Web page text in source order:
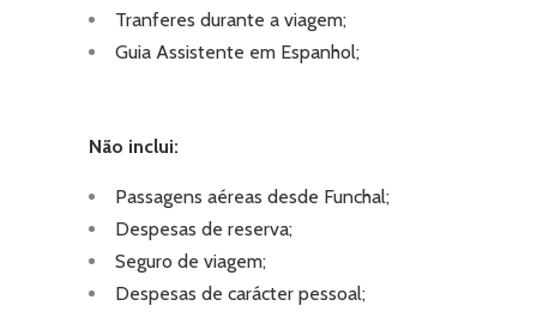
Tranferes durante a viagem;
Guia Assistente em Espanhol;
Não inclui:
Passagens aéreas desde Funchal;
Despesas de reserva;
Seguro de viagem;
Despesas de carácter pessoal;